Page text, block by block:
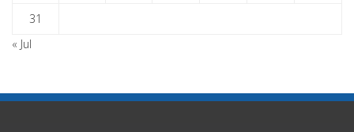
31
« Jul